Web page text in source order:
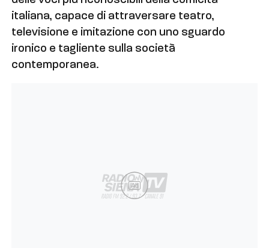
italiana, capace di attraversare teatro,
televisione e imitazione con uno sguardo
ironico e tagliente sulla società
contemporanea.
Ad